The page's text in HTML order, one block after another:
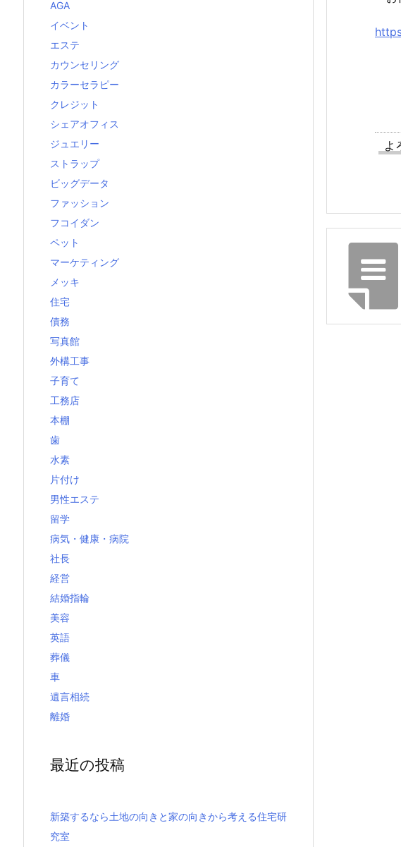
よ
AGA
イベント
エステ
カウンセリング
カラーセラピー
クレジット
シェアオフィス
ジュエリー
ストラップ
ビッグデータ
ファッション
フコイダン
ペット
マーケティング
メッキ
住宅
債務
写真館
外構工事
子育て
工務店
本棚
歯
水素
片付け
男性エステ
留学
病気・健康・病院
社長
経営
結婚指輪
美容
英語
葬儀
車
遺言相続
離婚
最近の投稿
新築するなら土地の向きと家の向きから考える住宅研
究室